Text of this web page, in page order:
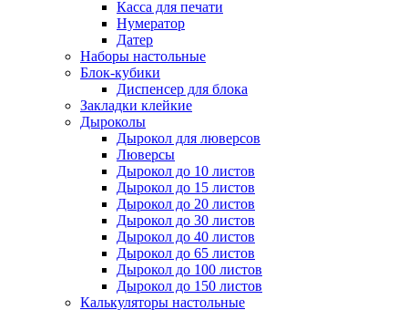
Касса для печати
Нумератор
Датер
Наборы настольные
Блок-кубики
Диспенсер для блока
Закладки клейкие
Дыроколы
Дырокол для люверсов
Люверсы
Дырокол до 10 листов
Дырокол до 15 листов
Дырокол до 20 листов
Дырокол до 30 листов
Дырокол до 40 листов
Дырокол до 65 листов
Дырокол до 100 листов
Дырокол до 150 листов
Калькуляторы настольные